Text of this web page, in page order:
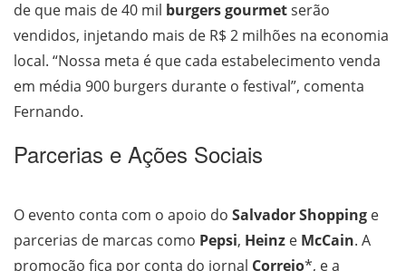
de que mais de 40 mil burgers gourmetserão
vendidos, injetando mais de R$ 2 milhões na economia
local. “Nossa meta é que cada estabelecimento venda
em média 900 burgers durante o festival”, comenta
Fernando.
Parcerias e Ações Sociais
O evento conta com o apoio do Salvador Shopping e
parcerias de marcas como Pepsi, Heinz e McCain. A
promoção fica por conta do jornal Correio*, e a